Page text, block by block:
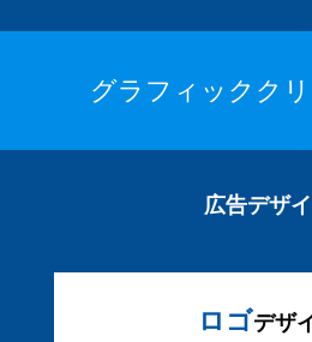
グラフィックク
広告デザ
ロゴデザ